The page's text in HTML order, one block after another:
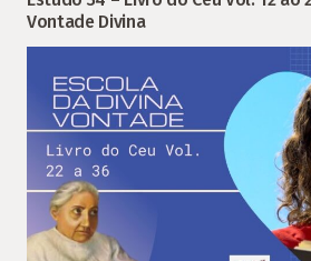
Vontade Divina